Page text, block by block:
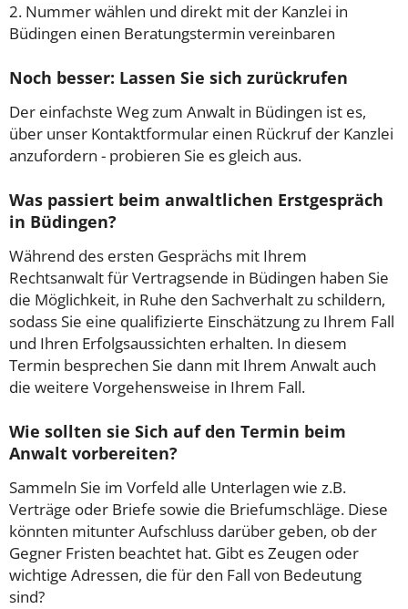
2. Nummer wählen und direkt mit der Kanzlei in
Büdingen einen Beratungstermin vereinbaren
Noch besser: Lassen Sie sich zurückrufen
Der einfachste Weg zum Anwalt in Büdingen ist es,
über unser Kontaktformular einen Rückruf der Kanzlei
anzufordern - probieren Sie es gleich aus.
Was passiert beim anwaltlichen Erstgespräch
in Büdingen?
Während des ersten Gesprächs mit Ihrem
Rechtsanwalt für Vertragsende in Büdingen haben Sie
die Möglichkeit, in Ruhe den Sachverhalt zu schildern,
sodass Sie eine qualifizierte Einschätzung zu Ihrem Fall
und Ihren Erfolgsaussichten erhalten. In diesem
Termin besprechen Sie dann mit Ihrem Anwalt auch
die weitere Vorgehensweise in Ihrem Fall.
Wie sollten sie Sich auf den Termin beim
Anwalt vorbereiten?
Sammeln Sie im Vorfeld alle Unterlagen wie z.B.
Verträge oder Briefe sowie die Briefumschläge. Diese
könnten mitunter Aufschluss darüber geben, ob der
Gegner Fristen beachtet hat. Gibt es Zeugen oder
wichtige Adressen, die für den Fall von Bedeutung
sind?